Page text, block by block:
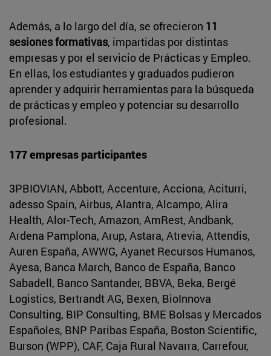
Además, a lo largo del día, se ofrecieron 11
sesiones formativas, impartidas por distintas
empresas y por el servicio de Prácticas y Empleo.
En ellas, los estudiantes y graduados pudieron
aprender y adquirir herramientas para la búsqueda
de prácticas y empleo y potenciar su desarrollo
profesional.
177 empresas participantes
3PBIOVIAN, Abbott, Accenture, Acciona, Aciturri,
adesso Spain, Airbus, Alantra, Alcampo, Alira
Health, Alor-Tech, Amazon, AmRest, Andbank,
Ardena Pamplona, Arup, Astara, Atrevia, Attendis,
Auren España, AWWG, Ayanet Recursos Humanos,
Ayesa, Banca March, Banco de España, Banco
Sabadell, Banco Santander, BBVA, Beka, Bergé
Logistics, Bertrandt AG, Bexen, BioInnova
Consulting, BIP Consulting, BME Bolsas y Mercados
Españoles, BNP Paribas España, Boston Scientific,
Burson (WPP), CAF, Caja Rural Navarra, Carrefour,